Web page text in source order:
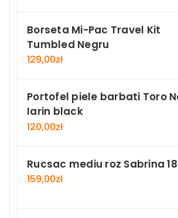
Borseta Mi-Pac Travel Kit
Tumbled Negru
129,00zł
Portofel piele barbati Toro
Iarin black
120,00zł
Rucsac mediu roz Sabrina 18
159,00zł